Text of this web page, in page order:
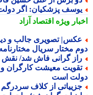
پزشکیان: اگر دولت
ویژهاقتصاد آزاد
تصویری جالب و دیدنی
مختار سریال مختارنامه در 59 سالگی؛ سال
گرانی فاش شد/ نقش
معیشت کارگران و
است
از کلاف سردرگم